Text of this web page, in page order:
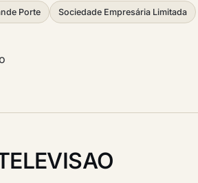
Porte Sociedade Empresária Limitada